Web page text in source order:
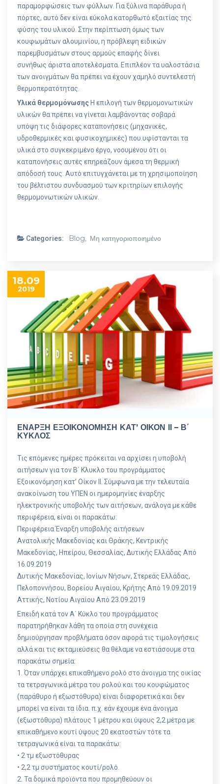
παραμορφώσεις των φύλλων. Για ξύλινα παράθυρα ή
πόρτες, αυτό δεν είναι εύκολα κατορθωτό εξαιτίας της
φύσης του υλικού. Στην περίπτωση όμως των
κουφωμάτων αλουμινίου, η πρόβλεψη ειδικών
παρεμβυσμάτων στους αρμούς επαφής δίνει
συνήθως άριστα αποτελέσματα. Επιπλέον τα υαλοστάσια
των ανοιγμάτων θα πρέπει να έχουν χαμηλό συντελεστή
θερμοπερατότητας.
Υλικά θερμομόνωσης Η επιλογή των θερμομονωτικών
υλικών θα πρέπει να γίνεται λαμβάνοντας σοβαρά
υπόψη τις διάφορες καταπονήσεις (μηχανικές,
υδροθερμικές και φυσικοχημικές) που υφίστανται τα
υλικά στο συγκεκριμένο έργο, νοουμένου ότι οι
καταπονήσεις αυτές επηρεάζουν άμεσα τη θερμική
απόδοσή τους. Αυτό επιτυγχάνεται με τη χρησιμοποίηση
του βέλτιστου συνδυασμού των κριτηρίων επιλογής
θερμομονωτικών υλικών.
Categories: Blog, Μη κατηγοριοποιημένο
18.09
2019
ΕΝΑΡΞΗ ΕΞΟΙΚΟΝΟΜΗΣΗ ΚΑΤ’ ΟΙΚΟΝ ΙΙ – Β΄
ΚΥΚΛΟΣ
Τις επόμενες ημέρες πρόκειται να αρχίσει η υποβολή
αιτήσεων για τον Β΄ Κλυκλο του προγράμματος
Εξοικονόμηση κατ’ Οίκον ΙΙ. Σύμφωνα με την τελευταία
ανακοίνωση του ΥΠΕΝ οι ημερομηνίες έναρξης
ηλεκτρονικής υποβολής των αιτήσεων, ανάλογα με κάθε
περιφέρεια, είναι οι παρακάτω:
Περιφέρεια Έναρξη υποβολής αιτήσεων
Ανατολικής Μακεδονίας και Θράκης, Κεντρικής
Μακεδονίας, Ηπείρου, Θεσσαλίας, Δυτικής Ελλάδας Από
16.09.2019
Δυτικής Μακεδονίας, Ιονίων Νήσων, Στερεάς Ελλάδας,
Πελοποννήσου, Βορείου Αιγαίου, Κρήτης Από 19.09.2019
Αττικής, Νοτίου Αιγαίου Από 23.09.2019
Επειδή κατά τον Α΄ Κύκλο του προγράμματος
παρατηρήθηκαν λάθη τα οποία στη συνέχεια
δημιούργησαν προβλήματα όσον αφορά τις τιμολογήσεις
αλλά και τις εκταμιεύσεις θα θέλαμε να εστιάσουμε στα
παρακάτω σημεία:
1. Όταν υπάρχει επικαθήμενο ρολό στο άνοιγμα της οικίας
τα τετραγωνικά μέτρα του ρολού και του κουφώματος
(παράθυρο ή εξωστόθυρα) είναι διαφορετικά και δεν
μπορεί να είναι τα ίδια. π.χ. εάν έχουμε ένα άνοιγμα
(εξωστόθυρα) πλάτους 1 μέτρου και ύψους 2,2 μέτρα με
επικαθήμενο κουτί ύψους 20 εκατοστών τότε τα
τετραγωνικά είναι τα παρακάτω:
• 2 τμ εξωστόθυρας
• 2,2 τμ συστήματος κουτί/ρολό.
2. Τα δομικά προϊόντα που προμηθεύουν οι